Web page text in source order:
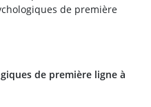
de première
de première ligne à